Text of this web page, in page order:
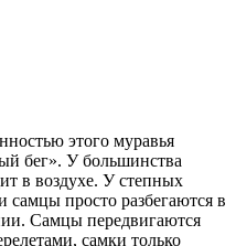
этого муравья
бег». У большинства
в воздухе. У степных
самцы просто разбегаются в
Самцы передвигаются
самки только